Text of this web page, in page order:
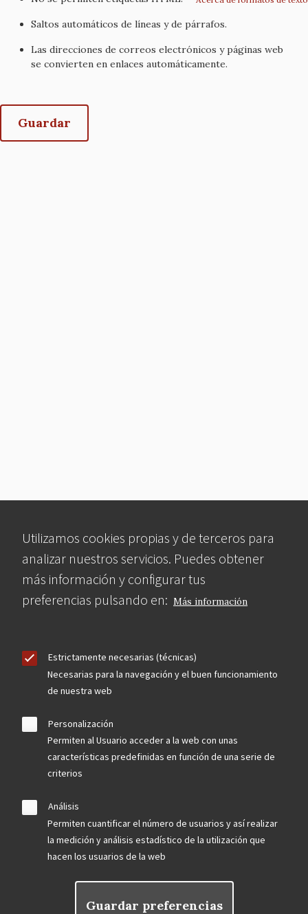
Utilizamos cookies propias y de terceros para
analizar nuestros servicios. Puedes obtener
más información y configurar tus
preferencias pulsando en: Más información
Estrictamente necesarias (técnicas)
Necesarias para la navegación y el buen funcionamiento
de nuestra web
Personalización
Permiten al Usuario acceder a la web con unas
características predefinidas en función de una serie de
criterios
Análisis
Permiten cuantificar el número de usuarios y así realizar
la medición y análisis estadístico de la utilización que
hacen los usuarios de la web
Guardar preferencias
Saltos automáticos de líneas y de párrafos.
Las direcciones de correos electrónicos y páginas web
se convierten en enlaces automáticamente.